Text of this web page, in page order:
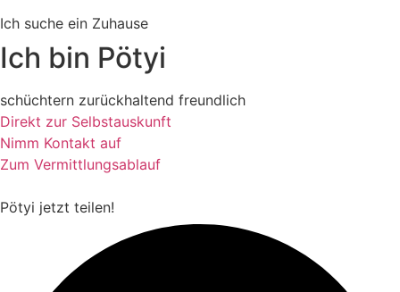
Ich suche ein Zuhause
Ich bin Pötyi
schüchtern zurückhaltend freundlich
Direkt zur Selbstauskunft
Nimm Kontakt auf
Zum Vermittlungsablauf
Pötyi jetzt teilen!